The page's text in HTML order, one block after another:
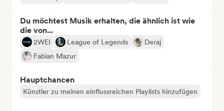
Du möchtest Musik erhalten, die ähnlich ist wie
die von...
2WEI League of Legends
Deraj
Fabian Mazur
Hauptchancen
Künstler zu meinen einflussreichen Playlists hinzufügen